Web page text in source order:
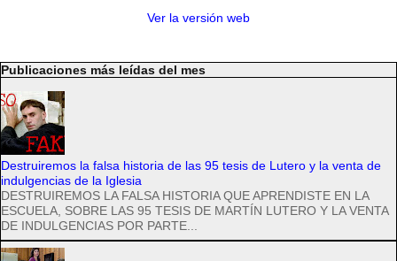
Ver la versión web
Publicaciones más leídas del mes
Destruiremos la falsa historia de las 95 tesis de Lutero y la venta de
indulgencias de la Iglesia
DESTRUIREMOS LA FALSA HISTORIA QUE APRENDISTE EN LA
ESCUELA, SOBRE LAS 95 TESIS DE MARTÍN LUTERO Y LA VENTA
DE INDULGENCIAS POR PARTE...